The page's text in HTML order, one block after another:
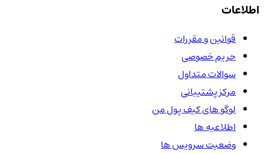
اطلاعات
قوانین و مقررات
حریم خصوصی
سوالات متداول
مرکز پشتیبانی
لوگو های کیف پول من
اطلاعیه ها
وضعیت سرویس ها